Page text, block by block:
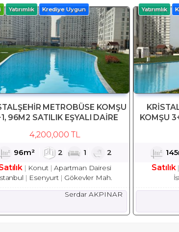
Yatırımlık Krediye Uygun
METROBÜSE KOMŞU
96M2 SATILIK EŞYALI DAİRE
4,200,000 TL
96m² 2 1
2
Konut
Apartman Dairesi
Esenyurt Gökevler Mah.
Serdar AKPINAR
Yatırımlık
KOMŞU
Satılık